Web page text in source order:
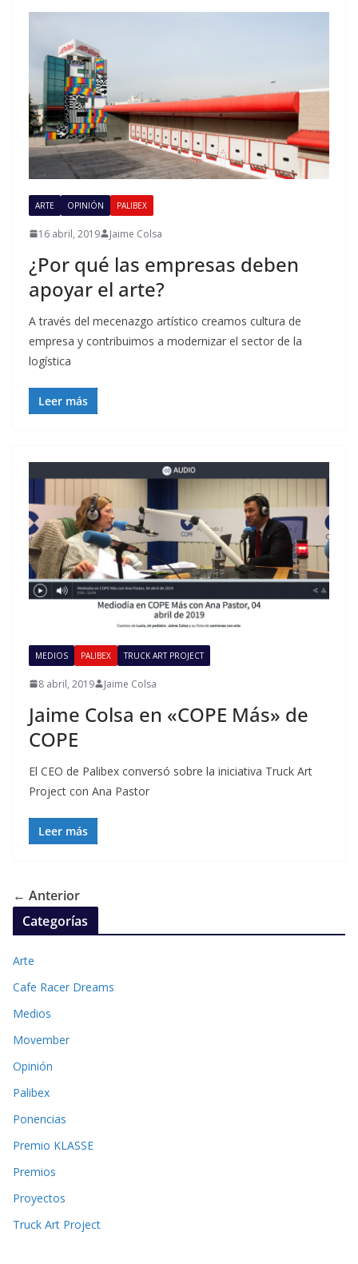
ARTE OPINIÓN PALIBEX
16 abril, 2019 Jaime Colsa
¿Por qué las empresas deben
apoyar el arte?
A través del mecenazgo artístico creamos cultura de
empresa y contribuimos a modernizar el sector de la
logística
Leer más
MEDIOS PALIBEX TRUCK ART PROJECT
8 abril, 2019 Jaime Colsa
Jaime Colsa en «COPE Más» de
COPE
El CEO de Palibex conversó sobre la iniciativa Truck Art
Project con Ana Pastor
Leer más
← Anterior
Categorías
Arte
Cafe Racer Dreams
Medios
Movember
Opinión
Palibex
Ponencias
Premio KLASSE
Premios
Proyectos
Truck Art Project